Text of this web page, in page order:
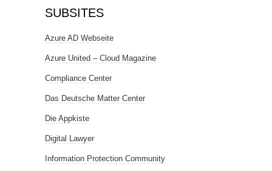
SUBSITES
Azure AD Webseite
Azure United – Cloud Magazine
Compliance Center
Das Deutsche Matter Center
Die Appkiste
Digital Lawyer
Information Protection Community